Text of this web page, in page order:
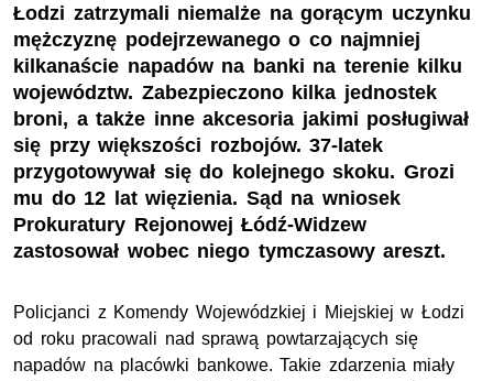
Łodzi zatrzymali niemalże na gorącym uczynku
mężczyznę podejrzewanego o co najmniej
kilkanaście napadów na banki na terenie kilku
województw. Zabezpieczono kilka jednostek
broni, a także inne akcesoria jakimi posługiwał
się przy większości rozbojów. 37-latek
przygotowywał się do kolejnego skoku. Grozi
mu do 12 lat więzienia. Sąd na wniosek
Prokuratury Rejonowej Łódź-Widzew
zastosował wobec niego tymczasowy areszt.
Policjanci z Komendy Wojewódzkiej i Miejskiej w Łodzi
od roku pracowali nad sprawą powtarzających się
napadów na placówki bankowe. Takie zdarzenia miały